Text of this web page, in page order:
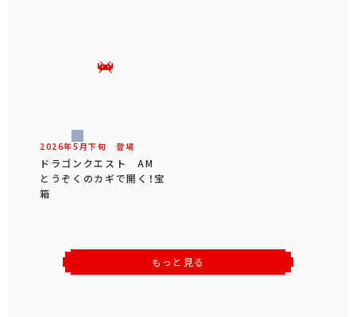
2026年5月下旬 登場
ドラゴンクエスト AM
とうぞくのカギで開く！宝
箱
もっと見る